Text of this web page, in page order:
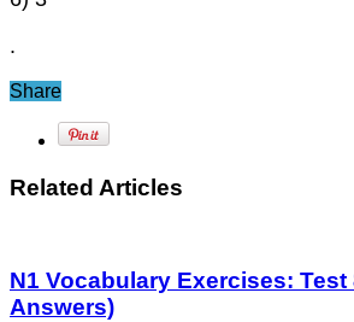
.
Share
Related Articles
N1 Vocabulary Exercises: Test
Answers)